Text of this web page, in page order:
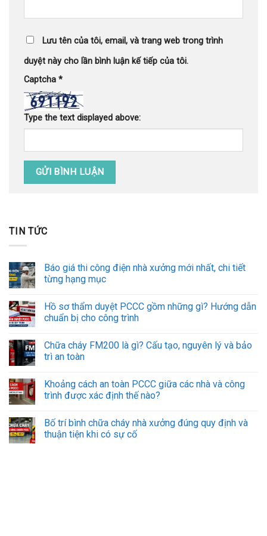
Lưu tên của tôi, email, và trang web trong trình
duyệt này cho lần bình luận kế tiếp của tôi.
Captcha *
Type the text displayed above:
TIN TỨC
Báo giá thi công điện nhà xưởng mới nhất, chi tiết
từng hạng mục
Hồ sơ thẩm duyệt PCCC gồm những gì? Hướng dẫn
chuẩn bị cho công trình
Chữa cháy FM200 là gì? Cấu tạo, nguyên lý và bảo
trì an toàn
Khoảng cách an toàn PCCC giữa các nhà và công
trình được xác định thế nào?
Bố trí bình chữa cháy nhà xưởng đúng quy định và
thuận tiện khi có sự cố